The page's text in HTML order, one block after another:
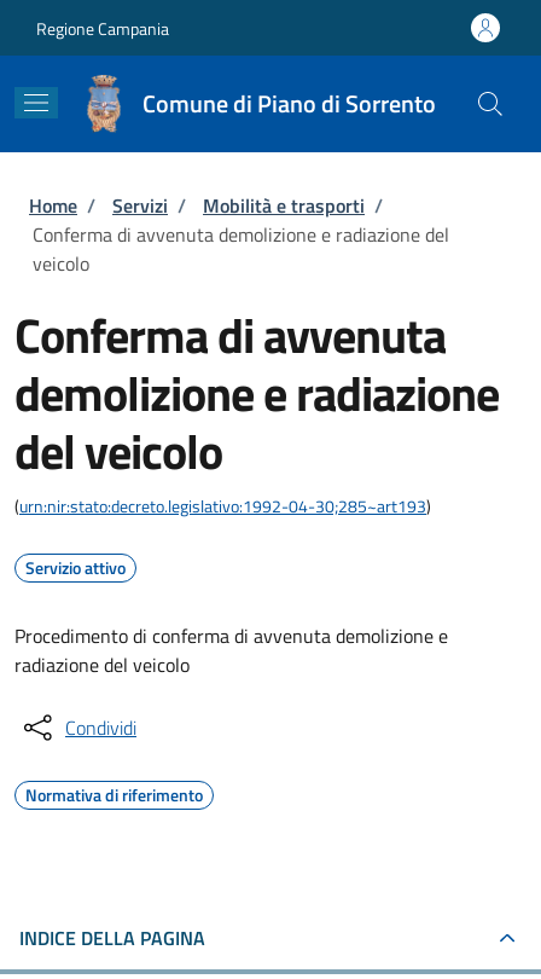
Regione Campania
Comune di Piano di Sorrento
Briciole di pane
Home / Servizi / Mobilità e trasporti /
Conferma di avvenuta demolizione e radiazione del
veicolo
Conferma di avvenuta
demolizione e radiazione
del veicolo
(urn:nir:stato:decreto.legislativo:1992-04-30;285~art193)
Servizio attivo
Procedimento di conferma di avvenuta demolizione e
radiazione del veicolo
Condividi
Normativa di riferimento
INDICE DELLA PAGINA